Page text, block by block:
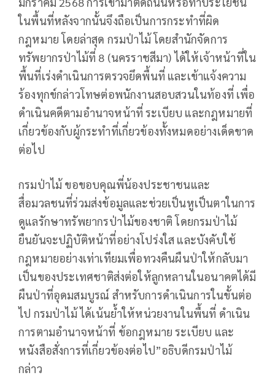
ในพื้นที่หลังจากนั้นจึงถือเป็นการกระทำที่ผิด
กฎหมาย โดยล่าสุด กรมป่าไม้ โดยสำนักจัดการ
ทรัพยากรป่าไม้ที่ 8 (นครราชสีมา) ได้ให้เจ้าหน้าที่ใน
พื้นที่เร่งดำเนินการตรวจยึดพื้นที่ และเข้าแจ้งความ
ร้องทุกข์กล่าวโทษต่อพนักงานสอบสวนในท้องที่ เพื่อ
ดำเนินคดีตามอำนาจหน้าที่ ระเบียบ และกฎหมายที่
เกี่ยวข้องกับผู้กระทำที่เกี่ยวข้องทั้งหมดอย่างเด็ดขาด
ต่อไป
กรมป่าไม้ ขอขอบคุณพี่น้องประชาชนและ
สื่อมวลชนที่ร่วมส่งข้อมูลและช่วยเป็นหูเป็นตาในการ
ดูแลรักษาทรัพยากรป่าไม้ของชาติ โดยกรมป่าไม้
ยืนยันจะปฏิบัติหน้าที่อย่างโปร่งใส และบังคับใช้
กฎหมายอย่างเท่าเทียมเพื่อทวงคืนผืนป่าให้กลับมา
เป็นของประเทศชาติส่งต่อให้ลูกหลานในอนาคตได้มี
ผืนป่าที่อุดมสมบูรณ์ สำหรับการดำเนินการในขั้นต่อ
ไป กรมป่าไม้ ได้เน้นย้ำให้หน่วยงานในพื้นที่ ดำเนิน
การตามอำนาจหน้าที่ ข้อกฎหมาย ระเบียบ และ
หนังสือสั่งการที่เกี่ยวข้องต่อไป”อธิบดีกรมป่าไม้
กล่าว